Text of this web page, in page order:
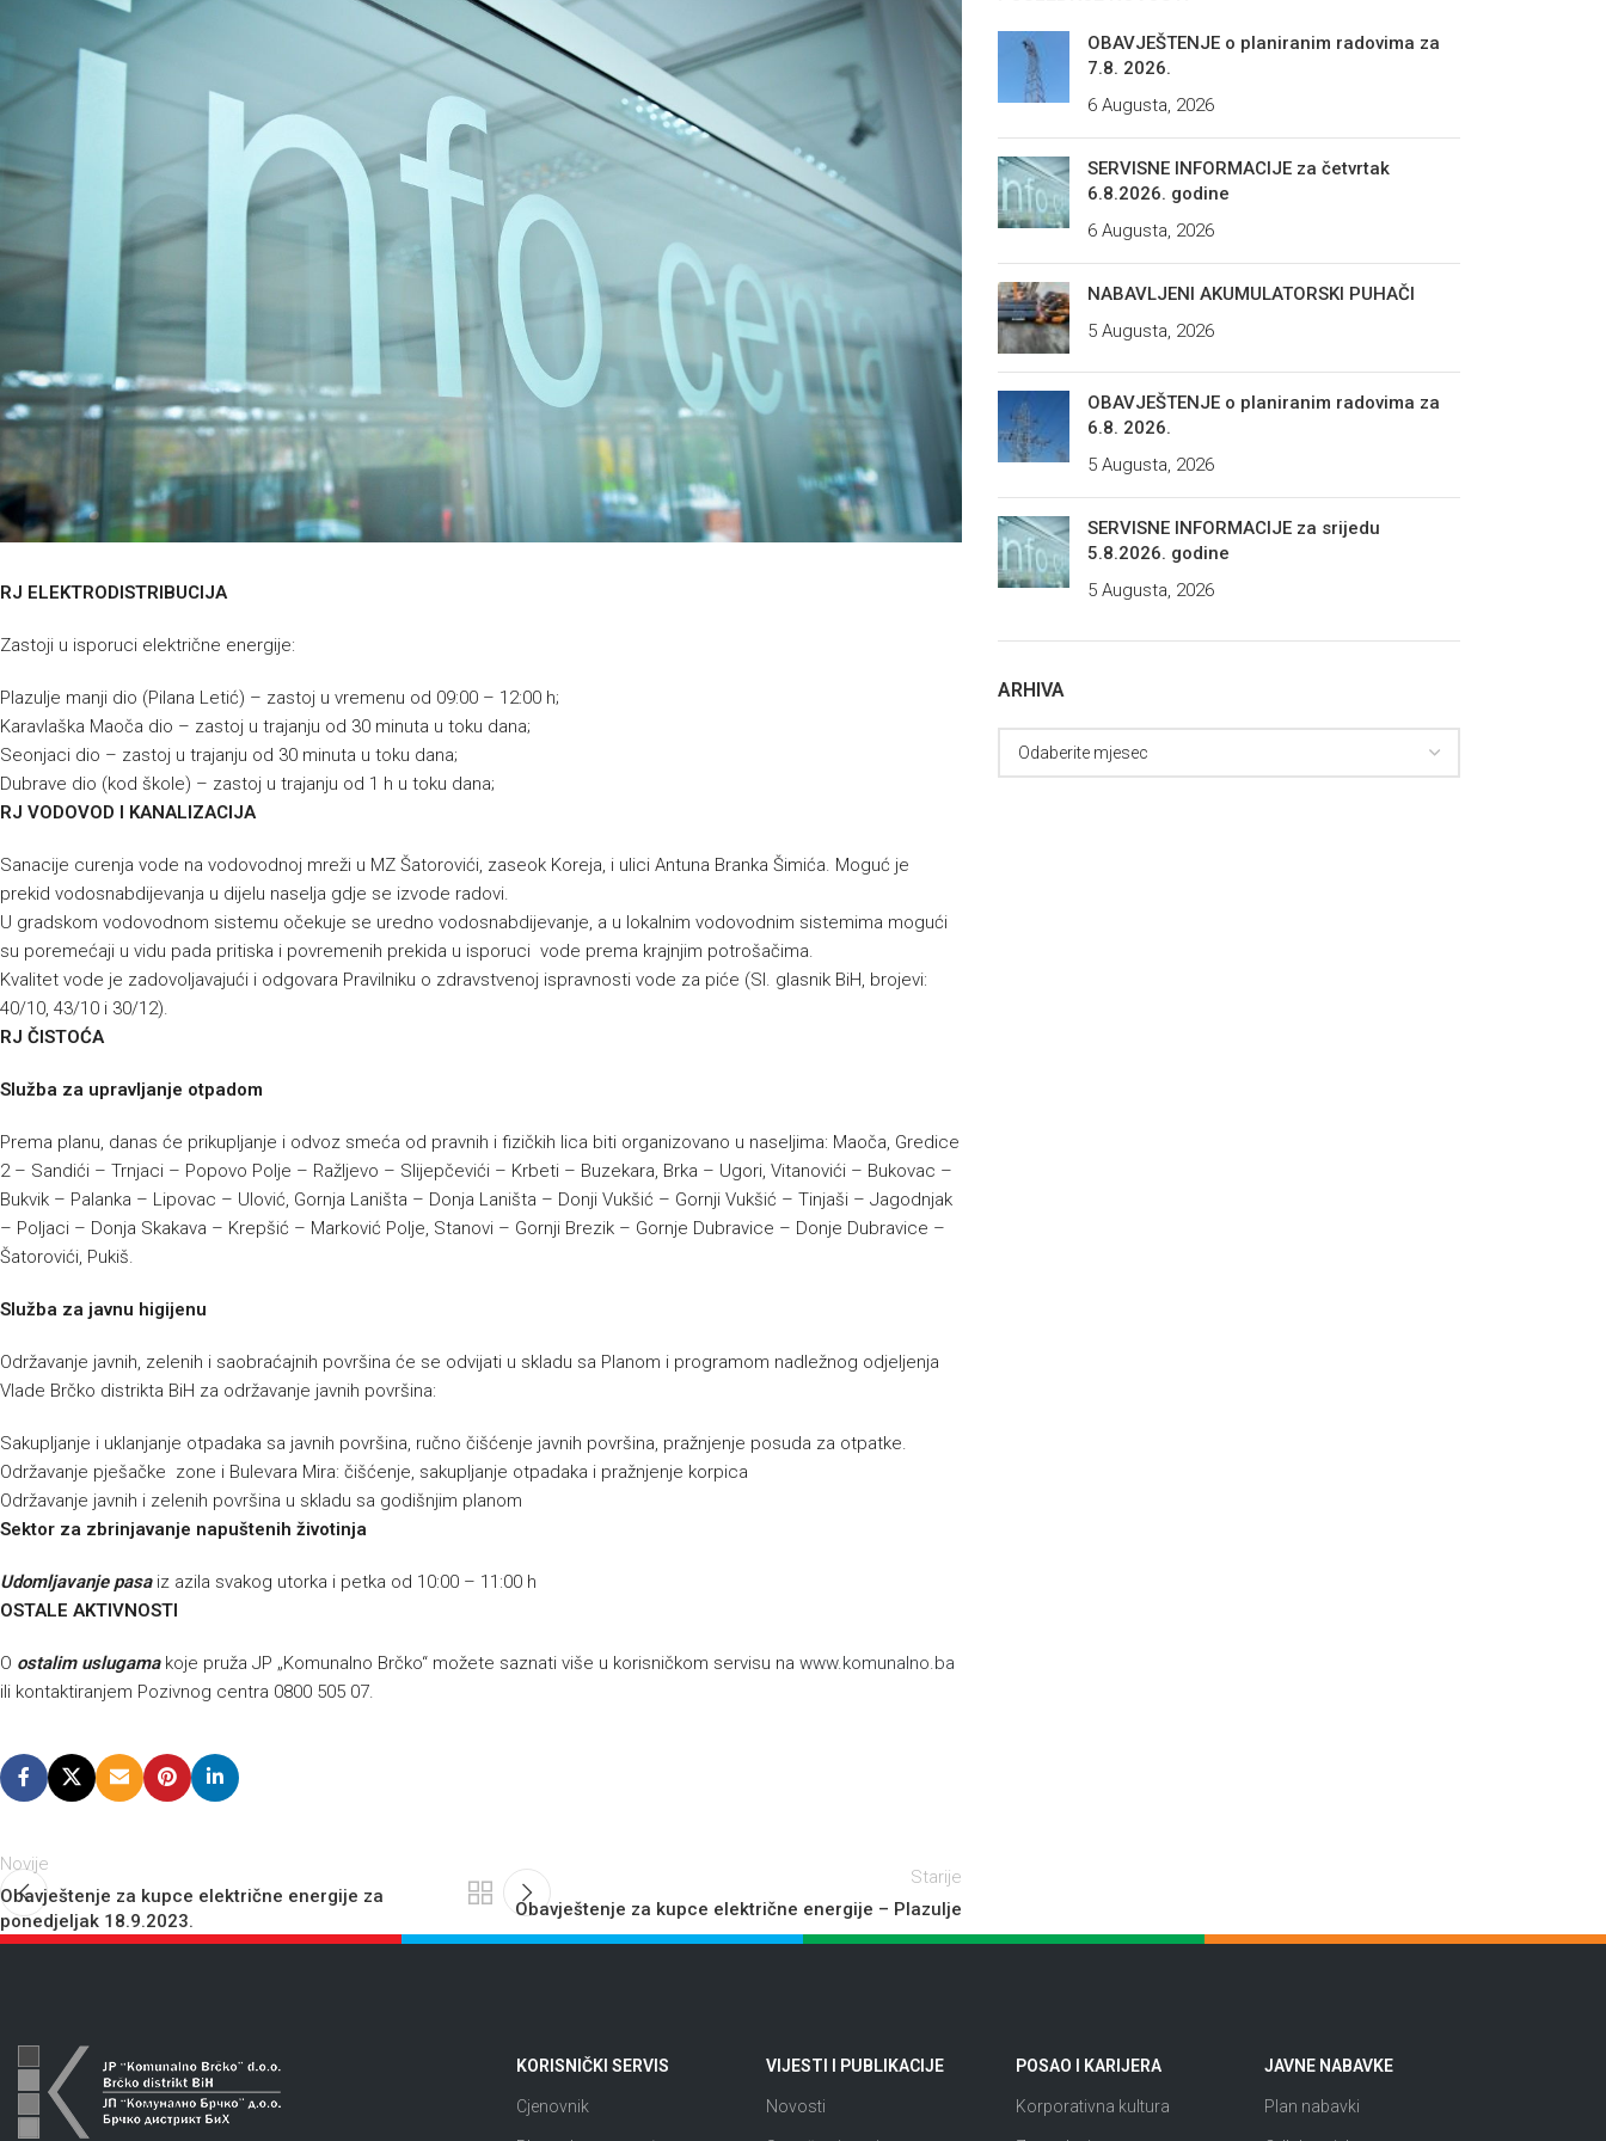
RJ ELEKTRODISTRIBUCIJA
Zastoji u isporuci električne energije:
Plazulje manji dio (Pilana Letić) – zastoj u vremenu od 09:00 – 12:00 h;
Karavlaška Maoča dio – zastoj u trajanju od 30 minuta u toku dana;
Seonjaci dio – zastoj u trajanju od 30 minuta u toku dana;
Dubrave dio (kod škole) – zastoj u trajanju od 1 h u toku dana;
RJ VODOVOD I KANALIZACIJA
Sanacije curenja vode na vodovodnoj mreži u MZ Šatorovići, zaseok Koreja, i ulici Antuna Branka Šimića. Moguć je
prekid vodosnabdijevanja u dijelu naselja gdje se izvode radovi.
U gradskom vodovodnom sistemu očekuje se uredno vodosnabdijevanje, a u lokalnim vodovodnim sistemima mogući
su poremećaji u vidu pada pritiska i povremenih prekida u isporuci vode prema krajnjim potrošačima.
Kvalitet vode je zadovoljavajući i odgovara Pravilniku o zdravstvenoj ispravnosti vode za piće (Sl. glasnik BiH, brojevi:
40/10, 43/10 i 30/12).
RJ ČISTOĆA
Služba za upravljanje otpadom
Prema planu, danas će prikupljanje i odvoz smeća od pravnih i fizičkih lica biti organizovano u naseljima: Maoča, Gredice
2 – Sandići – Trnjaci – Popovo Polje – Ražljevo – Slijepčevići – Krbeti – Buzekara, Brka – Ugori, Vitanovići – Bukovac –
Bukvik – Palanka – Lipovac – Ulović, Gornja Laništa – Donja Laništa – Donji Vukšić – Gornji Vukšić – Tinjaši – Jagodnjak
– Poljaci – Donja Skakava – Krepšić – Marković Polje, Stanovi – Gornji Brezik – Gornje Dubravice – Donje Dubravice –
Šatorovići, Pukiš.
Služba za javnu higijenu
Održavanje javnih, zelenih i saobraćajnih površina će se odvijati u skladu sa Planom i programom nadležnog odjeljenja
Vlade Brčko distrikta BiH za održavanje javnih površina:
Sakupljanje i uklanjanje otpadaka sa javnih površina, ručno čišćenje javnih površina, pražnjenje posuda za otpatke.
Održavanje pješačke zone i Bulevara Mira: čišćenje, sakupljanje otpadaka i pražnjenje korpica
Održavanje javnih i zelenih površina u skladu sa godišnjim planom
Sektor za zbrinjavanje napuštenih životinja
Udomljavanje pasaiz azila svakog utorka i petka od 10:00 – 11:00 h
OSTALE AKTIVNOSTI
O ostalim uslugamakoje pruža JP „Komunalno Brčko“ možete saznati više u korisničkom servisu na www.komunalno.ba
ili kontaktiranjem Pozivnog centra 0800 505 07.
Novije
Obavještenje za kupce električne energije za
ponedjeljak 18.9.2023.
Starije
Obavještenje za kupce električne energije – Plazulje
OBAVJEŠTENJE o planiranim radovima za
7.8. 2026.
6 Augusta, 2026
SERVISNE INFORMACIJE za četvrtak
6.8.2026. godine
6 Augusta, 2026
NABAVLJENI AKUMULATORSKI PUHAČI
5 Augusta, 2026
OBAVJEŠTENJE o planiranim radovima za
6.8. 2026.
5 Augusta, 2026
SERVISNE INFORMACIJE za srijedu
5.8.2026. godine
5 Augusta, 2026
ARHIVA
KORISNIČKI SERVIS
Cjenovnik
VIJESTI I PUBLIKACIJE
Novosti
POSAO I KARIJERA
Korporativna kultura
JAVNE NABAVKE
Plan nabavki